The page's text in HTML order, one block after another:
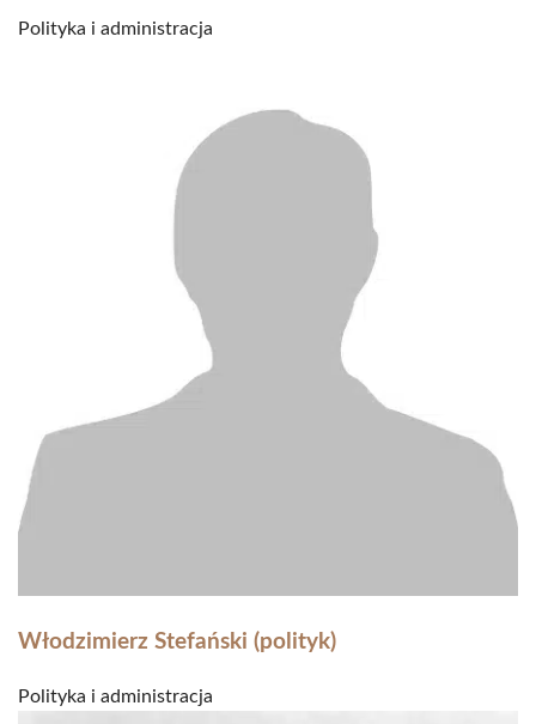
Polityka i administracja
Włodzimierz Stefański (polityk)
Polityka i administracja